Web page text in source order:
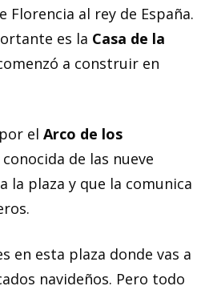
Florencia al rey de España.
es la Casa de la
a construir en
el Arco de los
de las nueve
la plaza y que la comunica
en esta plaza donde vas a
navideños. Pero todo